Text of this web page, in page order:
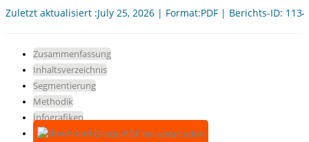
Zuletzt aktualisiert :July 25, 2026 | Format:PDF | Berichts-ID:
Zusammenfassung
Inhaltsverzeichnis
Segmentierung
Methodik
Infografiken
Gratis-PDF herunterladen